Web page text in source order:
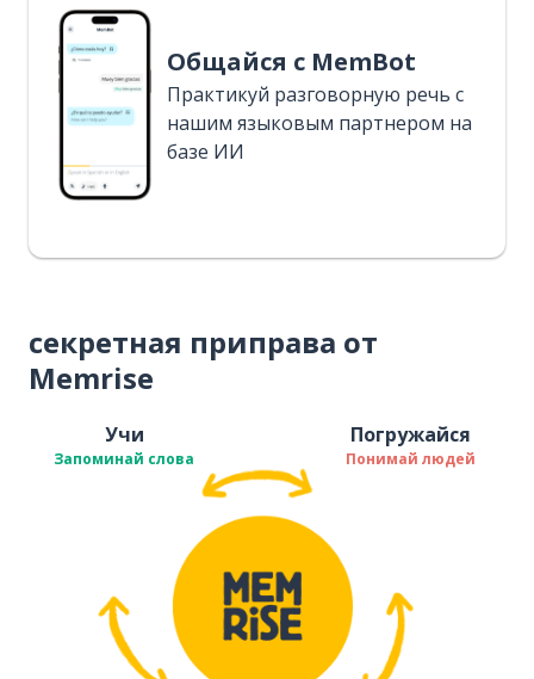
Общайся с MemBot
Практикуй разговорную речь с
нашим языковым партнером на
базе ИИ
секретная приправа от
Memrise
Учи
Запоминай слова
Погружайся
Понимай людей